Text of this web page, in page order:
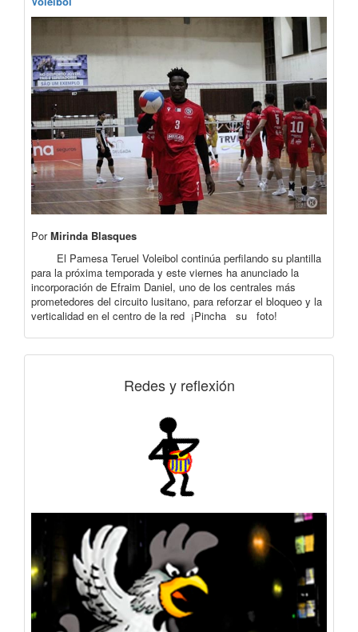
PorMirinda Blasques
El Pamesa Teruel Voleibol continúa perfilando su plantilla
para la próxima temporada y este viernes ha anunciado la
incorporación de Efraim Daniel, uno de los centrales más
prometedores del circuito lusitano, para reforzar el bloqueo y la
verticalidad en el centro de la red ¡Pincha su foto!
Redes y reflexión